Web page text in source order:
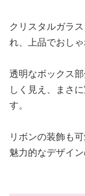
クリスタルガラ
れ、上品でおしゃ
透明なボックス
しく見え、まさ
す。
リボンの装飾も
魅力的なデザイン